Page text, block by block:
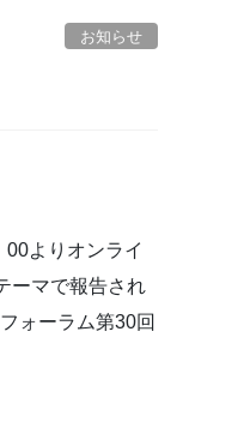
お知らせ
よりオンライ
ーマで報告され
ォーラム第30回